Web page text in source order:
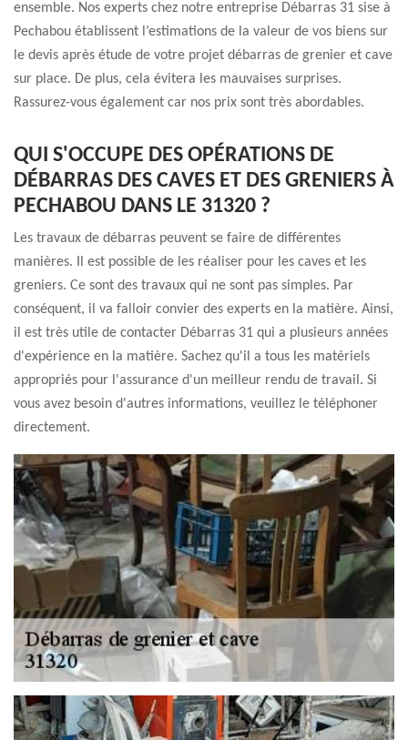
ensemble. Nos experts chez notre entreprise Débarras 31 sise à
Pechabou établissent l’estimations de la valeur de vos biens sur
le devis après étude de votre projet débarras de grenier et cave
sur place. De plus, cela évitera les mauvaises surprises.
Rassurez-vous également car nos prix sont très abordables.
QUI S'OCCUPE DES OPÉRATIONS DE
DÉBARRAS DES CAVES ET DES GRENIERS À
PECHABOU DANS LE 31320 ?
Les travaux de débarras peuvent se faire de différentes
manières. Il est possible de les réaliser pour les caves et les
greniers. Ce sont des travaux qui ne sont pas simples. Par
conséquent, il va falloir convier des experts en la matière. Ainsi,
il est très utile de contacter Débarras 31 qui a plusieurs années
d'expérience en la matière. Sachez qu'il a tous les matériels
appropriés pour l'assurance d'un meilleur rendu de travail. Si
vous avez besoin d'autres informations, veuillez le téléphoner
directement.